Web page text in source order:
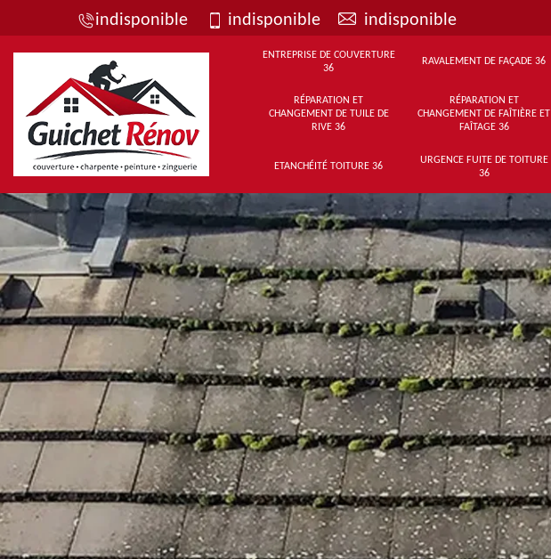
indisponible indisponible indisponible
ENTREPRISE DE COUVERTURE
36
RAVALEMENT DE FAÇADE 36
RÉPARATION ET
CHANGEMENT DE TUILE DE
RIVE 36
RÉPARATION ET
CHANGEMENT DE FAÎTIÈRE ET
FAÎTAGE 36
ETANCHÉITÉ TOITURE 36
URGENCE FUITE DE TOITURE
36